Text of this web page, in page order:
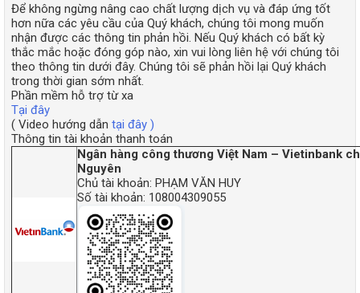
LIÊN HỆ
TIỆN ÍCH
QUẢN LÝ
Để không ngừng nâng cao chất lượng dịch vụ và đáp ứng tốt
hơn nữa các yêu cầu của Quý khách, chúng tôi mong muốn
nhận được các thông tin phản hồi. Nếu Quý khách có bất kỳ
thắc mắc hoặc đóng góp nào, xin vui lòng liên hệ với chúng tôi
theo thông tin dưới đây. Chúng tôi sẽ phản hồi lại Quý khách
trong thời gian sớm nhất.
Phần mềm hỗ trợ từ xa
Tại đây
( Video hướng dẫn tại đây )
Thông tin tài khoản thanh toán
Ngân hàng công thương Việt Nam – Vietinbank
Nguyên
Chủ tài khoản: PHẠM VĂN HUY
Số tài khoản: 108004309055